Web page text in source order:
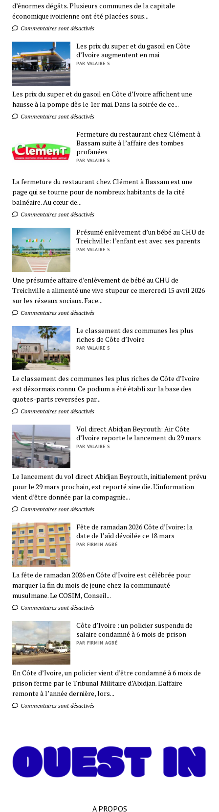
d’énormes dégâts. Plusieurs communes de la capitale
économique ivoirienne ont été placées sous...
Commentaires sont désactivés
Les prix du super et du gasoil en Côte
d’Ivoire augmentent en mai
PAR VALAIRE S
Les prix du super et du gasoil en Côte d’Ivoire affichent une
hausse à la pompe dès le 1er mai. Dans la soirée de ce...
Commentaires sont désactivés
Fermeture du restaurant chez Clément à
Bassam suite à l’affaire des tombes
profanées
PAR VALAIRE S
La fermeture du restaurant chez Clément à Bassam est une
page qui se tourne pour de nombreux habitants de la cité
balnéaire. Au cœur de...
Commentaires sont désactivés
Présumé enlèvement d’un bébé au CHU de
Treichville: l’enfant est avec ses parents
PAR VALAIRE S
Une présumée affaire d’enlèvement de bébé au CHU de
Treichville a alimenté une vive stupeur ce mercredi 15 avril 2026
sur les réseaux sociaux. Face...
Commentaires sont désactivés
Le classement des communes les plus
riches de Côte d’Ivoire
PAR VALAIRE S
Le classement des communes les plus riches de Côte d’Ivoire
est désormais connu. Ce podium a été établi sur la base des
quotes-parts reversées par...
Commentaires sont désactivés
Vol direct Abidjan Beyrouth: Air Côte
d’Ivoire reporte le lancement du 29 mars
PAR VALAIRE S
Le lancement du vol direct Abidjan Beyrouth, initialement prévu
pour le 29 mars prochain, est reporté sine die. L’information
vient d’être donnée par la compagnie...
Commentaires sont désactivés
Fête de ramadan 2026 Côte d’Ivoire: la
date de l’aïd dévoilée ce 18 mars
PAR FIRMIN AGBÉ
La fête de ramadan 2026 en Côte d’Ivoire est célébrée pour
marquer la fin du mois de jeune chez la communauté
musulmane. Le COSIM, Conseil...
Commentaires sont désactivés
Côte d’Ivoire : un policier suspendu de
salaire condamné à 6 mois de prison
PAR FIRMIN AGBÉ
En Côte d’Ivoire, un policier vient d’être condamné à 6 mois de
prison ferme par le Tribunal Militaire d’Abidjan. L’affaire
remonte à l’année dernière, lors...
Commentaires sont désactivés
A PROPOS